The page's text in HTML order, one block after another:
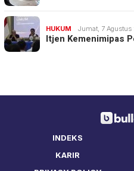
HUKUM Jumat, 7 Agustus
Itjen Kemenimipas
INDEKS
KARIR